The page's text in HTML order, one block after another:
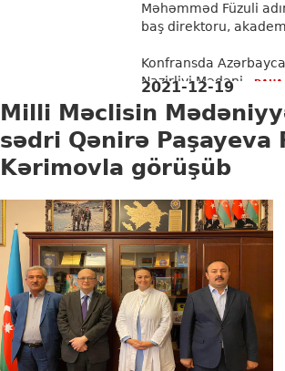
Məhəmməd Füzuli
baş direktoru,
Konfransda
Nazirliyi Mədəni...
2021-12-19
Milli Məclisin
sədri Qənirə Paşayeva
Kərimovla görüşüb